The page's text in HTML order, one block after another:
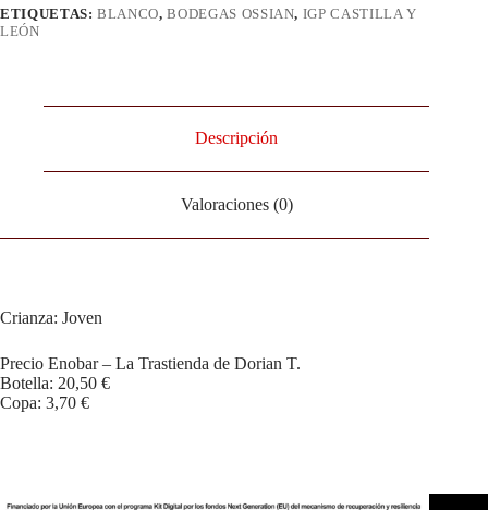
ETIQUETAS:BLANCO,BODEGAS OSSIAN, IGP CASTILLA Y
LEÓN
Descripción
Valoraciones (0)
Crianza: Joven
Precio Enobar – La Trastienda de Dorian T.
Botella: 20,50 €
Copa: 3,70 €